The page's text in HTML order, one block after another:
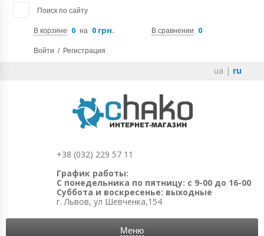
Поиск по сайту
В корзине 0 на 0 грн. В сравнении 0
Войти / Регистрация
ua | ru
+38 (032) 229 57 11
График работы:
С понедельника по пятницу: с 9-00 до 16-00
Суббота и воскресенье: выходные
г. Львов, ул Шевченка,154
Меню